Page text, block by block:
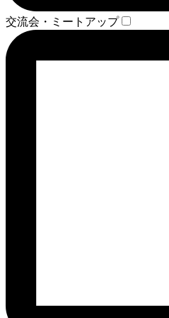
交流会・ミートアップ